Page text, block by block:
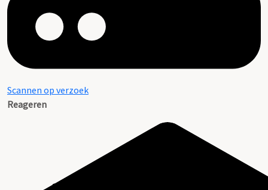
Scannen op verzoek
Reageren